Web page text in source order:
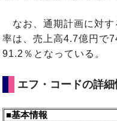
なお、通期計画に対す
率は、売上高4.7億円で
91.2％となっている。
エフ・コードの詳細
■基本情報